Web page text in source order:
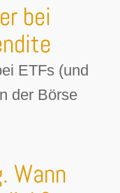
bei
ETFs (und
der Börse
Wann